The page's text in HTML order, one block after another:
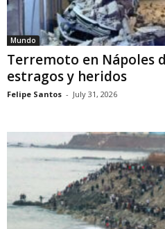
Mundo
Terremoto en Nápoles
estragos y heridos
Felipe Santos - July 31, 2026